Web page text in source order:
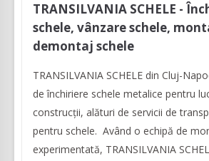
TRANSILVANIA SCHELE -
schele, vânzare schele,
demontaj schele
TRANSILVANIA SCHELE din Cluj-
de închiriere schele metalice pentru
construcții, alături de servicii de
pentru schele. Având o echipă de
experimentată, TRANSILVANIA